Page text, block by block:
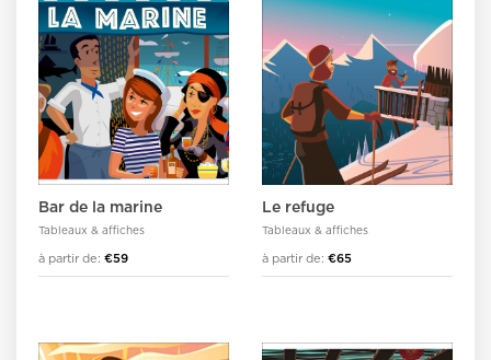
Bar de la marine
Tableaux & affiches
à partir de: €59
Le refuge
Tableaux & affiches
à partir de: €65